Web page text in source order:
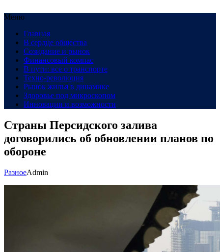
Меню
Главная
В сердце общества
Созидание и рынок
Финансовый компас
В пути: все о транспорте
Техно-революция
Рынок жилья в динамике
Здоровье под микроскопом
Инновации и возможности
Страны Персидского залива
договорились об обновлении планов по
обороне
РазноеAdmin